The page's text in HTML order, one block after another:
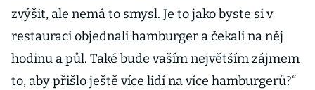
zvýšit, ale nemá to smysl. Je to jako byste si v
restauraci objednali hamburger a čekali na něj
hodinu a půl. Také bude vaším největším zájmem
to, aby přišlo ještě více lidí na více hamburgerů?“